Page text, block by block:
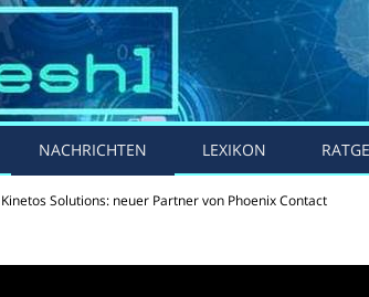
NACHRICHTEN LEXIKON
Kinetos Solutions: neuer Partner von Phoenix Contact